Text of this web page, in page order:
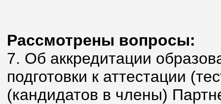
Рассмотрены вопросы:
7. Об аккредитации
подготовки к аттестации
(кандидатов в члены)